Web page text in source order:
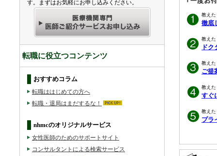
す。まずはお気軽にお申し込みください。
転職に役立つコンテンツ
おすすめコラム
転職ははじめての方へ
転職・退局はまだするな！
nhmcのオリジナルサービス
女性医師のためのサポートサイト
コンサルタントによる検索サービス
教えた
徹底
教えた
ド
教えた
ご提
教えた
すぐ
教えた
プラ